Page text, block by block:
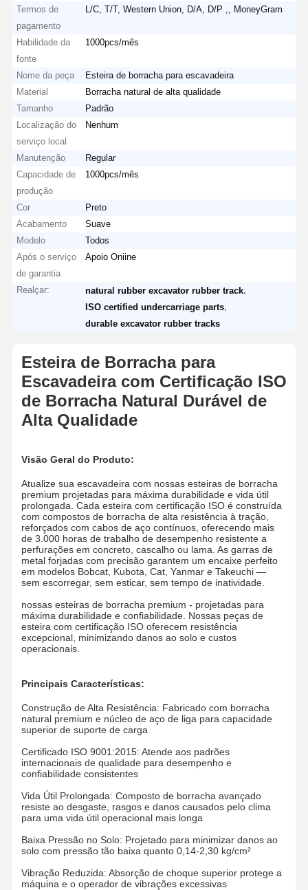
Casa Produtos Vídeos Show De RV
Termos de
pagamento
L/C, T/T, Western Union, D/A, D/P ,, MoneyGram
Habilidade da
fonte
1000pcs/mês
Nome da peça
Esteira de borracha para escavadeira
Material
Borracha natural de alta qualidade
Tamanho
Padrão
Localização do
serviço local
Nenhum
Manutenção
Regular
Capacidade de
produção
1000pcs/mês
Cor
Preto
Acabamento
Suave
Modelo
Todos
Após o serviço
de garantia
Apoio Oniine
Realçar: natural rubber excavator rubber track
ISO certified undercarriage parts
durable excavator rubber tracks
Esteira de Borracha para
Escavadeira com Certificação ISO
de Borracha Natural Durável de
Alta Qualidade
Visão Geral do Produto:
Atualize sua escavadeira com nossas esteiras de borracha
premium projetadas para máxima durabilidade e vida útil
prolongada. Cada esteira com certificação ISO é construída
com compostos de borracha de alta resistência à tração,
reforçados com cabos de aço contínuos, oferecendo mais
de 3.000 horas de trabalho de desempenho resistente a
perfurações em concreto, cascalho ou lama. As garras de
metal forjadas com precisão garantem um encaixe perfeito
em modelos Bobcat, Kubota, Cat, Yanmar e Takeuchi —
sem escorregar, sem esticar, sem tempo de inatividade.
nossas esteiras de borracha premium - projetadas para
máxima durabilidade e confiabilidade. Nossas peças de
esteira com certificação ISO oferecem resistência
excepcional, minimizando danos ao solo e custos
operacionais.
Principais Características:
Construção de Alta Resistência: Fabricado com borracha
natural premium e núcleo de aço de liga para capacidade
superior de suporte de carga
Certificado ISO 9001:2015: Atende aos padrões
internacionais de qualidade para desempenho e
confiabilidade consistentes
Vida Útil Prolongada: Composto de borracha avançado
resiste ao desgaste, rasgos e danos causados pelo clima
para uma vida útil operacional mais longa
Baixa Pressão no Solo: Projetado para minimizar danos ao
solo com pressão tão baixa quanto 0,14-2,30 kg/cm²
Vibração Reduzida: Absorção de choque superior protege a
máquina e o operador de vibrações excessivas